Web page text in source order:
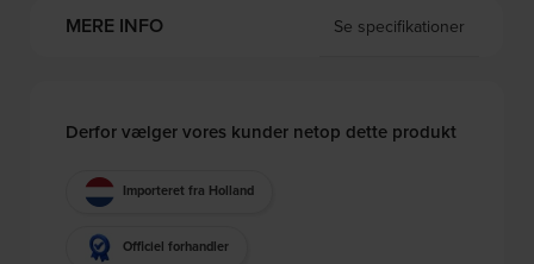
MERE INFO Se specifikationer
Derfor vælger vores kunder netop dette produkt
Importeret fra Holland
Officiel forhandler